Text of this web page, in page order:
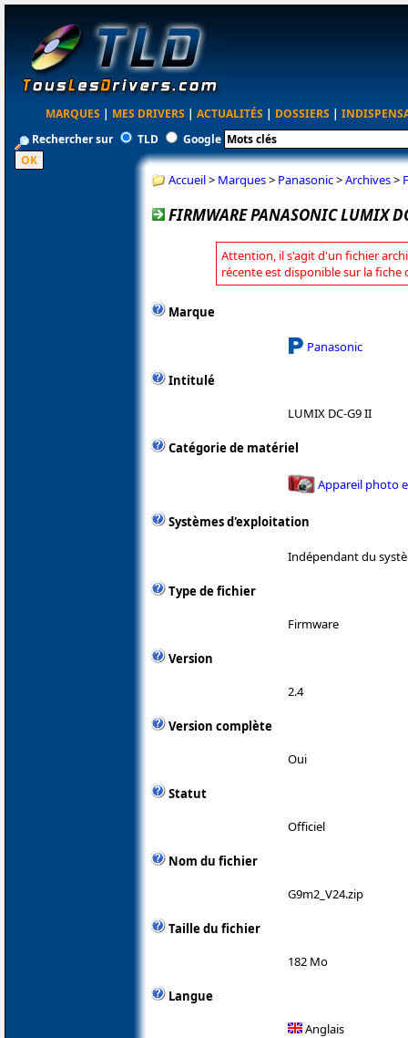
MARQUES | MES DRIVERS | ACTUALITÉS | DOSSIERS |
Rechercher sur
TLD Google
Accueil> Marques> Panasonic>Archives>
FIRMWARE PANASONIC LUMIX
Attention, il s'agit d'un fichier
récente est disponible sur la fiche
Marque
Panasonic
Intitulé
LUMIX DC-G9 II
Catégorie de matériel
Appareil photo
Systèmes d'exploitation
Indépendant du
Type de fichier
Firmware
Version
2.4
Version complète
Oui
Statut
Officiel
Nom du fichier
G9m2_V24.zip
Taille du fichier
182 Mo
Langue
Anglais